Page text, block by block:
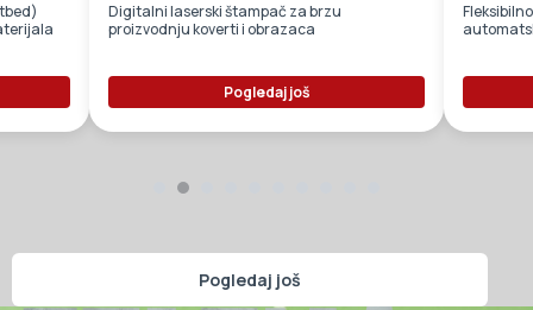
Digitalni laserski štampač za brzu
proizvodnju koverti i obrazaca
Pogledaj još
Pogledaj još